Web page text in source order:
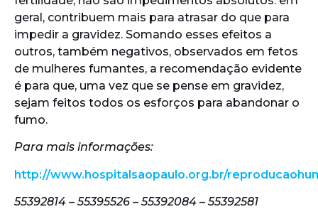
geral, contribuem mais para atrasar do que para
impedir a gravidez. Somando esses efeitos a
outros, também negativos, observados em fetos
de mulheres fumantes, a recomendação evidente
é para que, uma vez que se pense em gravidez,
sejam feitos todos os esforços para abandonar o
fumo.
Para mais informações:
http://www.hospitalsaopaulo.org.br/
55392814 – 55395526 – 55392084 – 55392581